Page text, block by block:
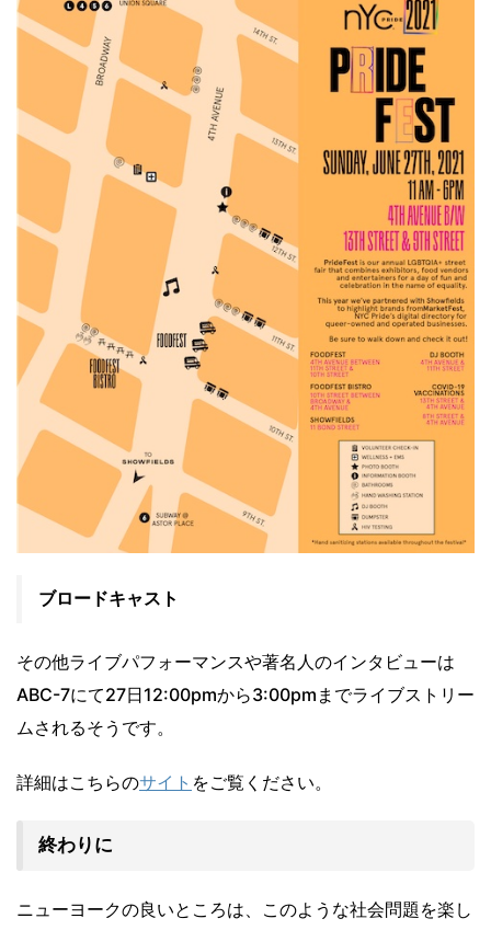
ブロードキャスト
その他ライブパフォーマンスや著名人のインタビューは
ABC-7にて27日12:00pmから3:00pmまでライブストリー
ムされるそうです。
詳細はこちらのサイト をご覧ください。
終わりに
ニューヨークの良いところは、このような社会問題を楽し